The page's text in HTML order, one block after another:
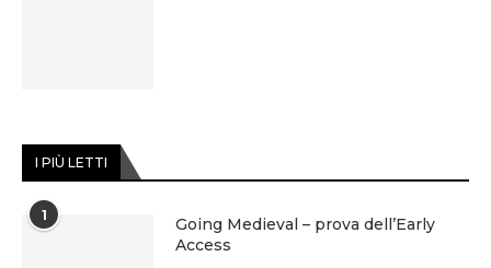
I PIÙ LETTI
1
Going Medieval – prova dell’Early
Access